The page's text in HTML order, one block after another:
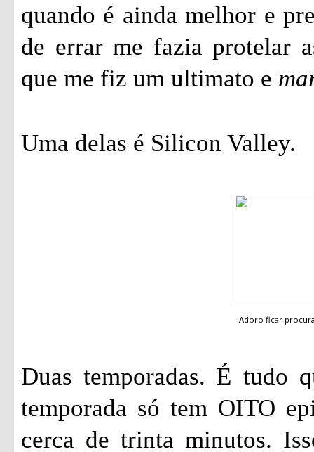
quando é ainda melhor e
de errar me fazia protelar
que me fiz um ultimato e
Uma delas é Silicon Valley.
Adoro ficar
Duas temporadas. É tudo
temporada só tem OITO
cerca de trinta minutos.